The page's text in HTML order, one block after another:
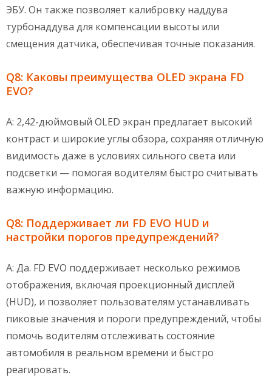
ЭБУ. Он также позволяет калибровку наддува
турбонаддува для компенсации высоты или
смещения датчика, обеспечивая точные показания.
Q8: Каковы преимущества OLED экрана FD
EVO?
A: 2,42-дюймовый OLED экран предлагает высокий
контраст и широкие углы обзора, сохраняя отличную
видимость даже в условиях сильного света или
подсветки — помогая водителям быстро считывать
важную информацию.
Q8: Поддерживает ли FD EVO HUD и
настройки порогов предупреждений?
A: Да. FD EVO поддерживает несколько режимов
отображения, включая проекционный дисплей
(HUD), и позволяет пользователям устанавливать
пиковые значения и пороги предупреждений, чтобы
помочь водителям отслеживать состояние
автомобиля в реальном времени и быстро
реагировать.